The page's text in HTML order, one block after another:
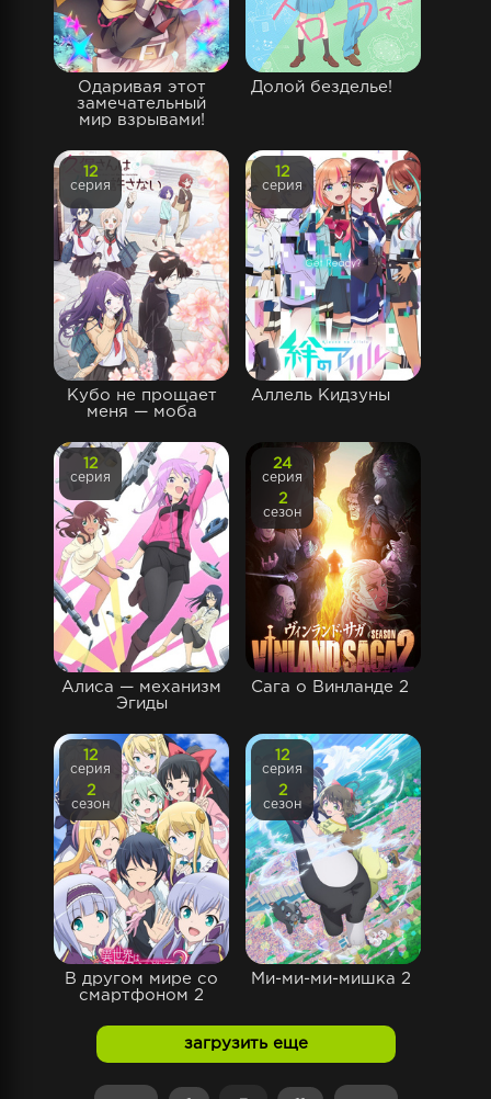
Одаривая этот
замечательный
мир взрывами!
Долой безделье!
Кубо не прощает
меня — моба
12
серия
Аллель Кидзуны
12
серия
Алиса — механизм
Эгиды
12
серия
Сага о Винланде 2
24
серия
2
сезон
В другом мире со
смартфоном 2
12
серия
2
сезон
Ми-ми-ми-мишка 2
12
серия
2
сезон
загрузить еще